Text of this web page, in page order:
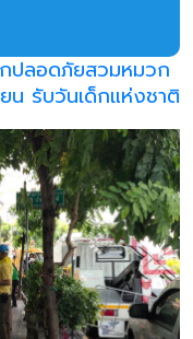
ปลอดภัยสวมหมวก
น รับวันเด็กแห่งชาติ